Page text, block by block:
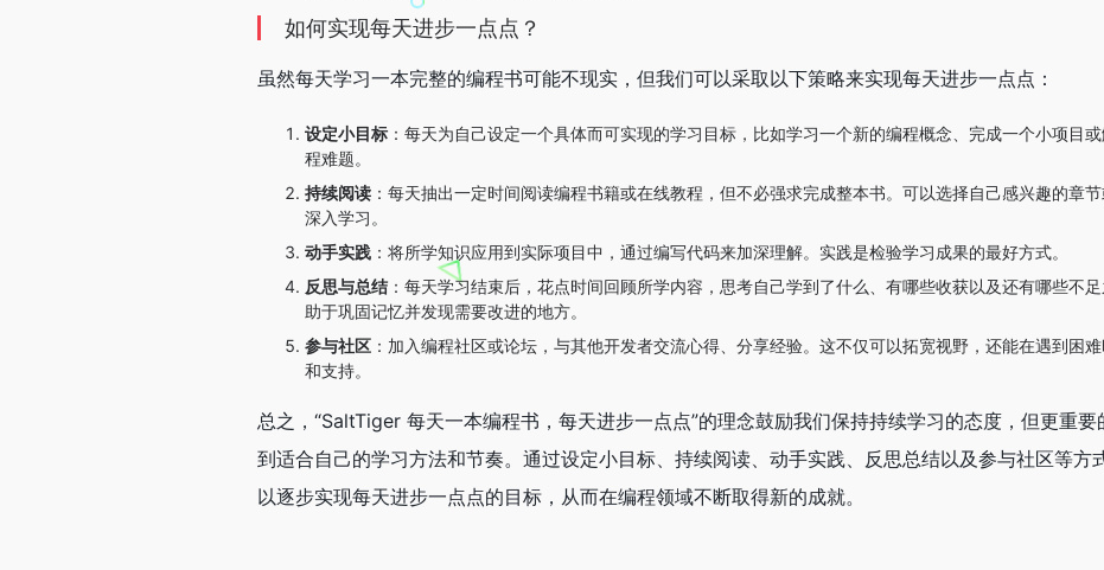
如何实现每天进步一点点？
虽然每天学习一本完整的编程书可能不现实，但我们可以采取以下策略来实现每天进步一点点：
设定小目标 ：每天为自己设定一个具体而可实现的学习目标，比如学习一个新的编程概念、完成一个小项目
程难题。
持续阅读 ：每天抽出一定时间阅读编程书籍或在线教程，但不必强求完成整本书。可以选择自己感兴趣的章
深入学习。
动手实践 ：将所学知识应用到实际项目中，通过编写代码来加深理解。实践是检验学习成果的最好方式。
反思与总结 ：每天学习结束后，花点时间回顾所学内容，思考自己学到了什么、有哪些收获以及还有哪些不
助于巩固记忆并发现需要改进的地方。
参与社区 ：加入编程社区或论坛，与其他开发者交流心得、分享经验。这不仅可以拓宽视野，还能在遇到困
和支持。
总之，“SaltTiger 每天一本编程书，每天进步一点点”的理念鼓励我们保持持续学习的态度，但更重要
到适合自己的学习方法和节奏。通过设定小目标、持续阅读、动手实践、反思总结以及参与社区等方
以逐步实现每天进步一点点的目标，从而在编程领域不断取得新的成就。